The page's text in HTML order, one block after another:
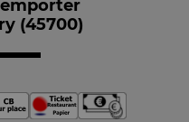
(45700)